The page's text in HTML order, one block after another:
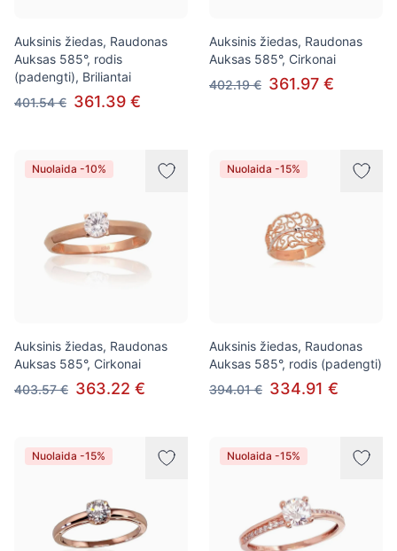
Auksinis žiedas, Raudonas
Auksas 585°, rodis
(padengti), Briliantai
401.54 € 361.39 €
Auksinis žiedas, Raudonas
Auksas 585°, Cirkonai
402.19 € 361.97 €
Nuolaida -10%
Auksinis žiedas, Raudonas
Auksas 585°, Cirkonai
403.57 € 363.22 €
Nuolaida -15%
Auksinis žiedas, Raudonas
Auksas 585°, rodis (padengti)
394.01 € 334.91 €
Nuolaida -15% Nuolaida -15%